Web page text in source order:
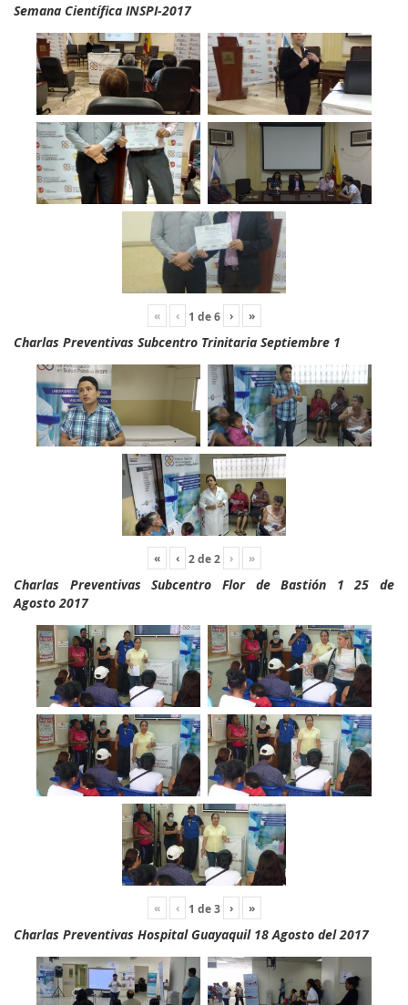
Semana Científica INSPI-2017
« ‹ 1 de6 › »
Charlas Preventivas Subcentro Trinitaria Septiembre 1
« ‹ 2de2 › »
Charlas Preventivas Subcentro Flor de Bastión 1 25 de
Agosto 2017
« ‹ 1 de3 › »
Charlas Preventivas Hospital Guayaquil 18 Agosto del 2017